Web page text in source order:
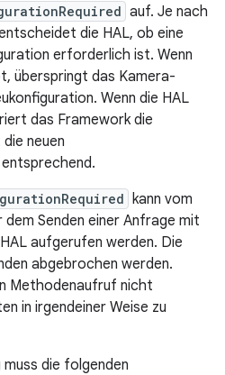
auf. Je nach
die HAL, ob eine
erforderlich ist. Wenn
überspringt das Kamera-
Wenn die HAL
das Framework die
neuen
kann vom
Senden einer Anfrage mit
aufgerufen werden. Die
abgebrochen werden.
Methodenaufruf nicht
in irgendeiner Weise zu
die folgenden